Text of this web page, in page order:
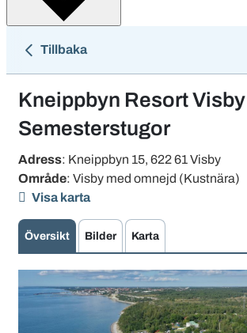
Tillbaka
Kneippbyn Resort Visby
Semesterstugor
Adress: Kneippbyn 15, 622 61 Visby
Område: Visby med omnejd (Kustnära)
Visa karta
Översikt Bilder Karta